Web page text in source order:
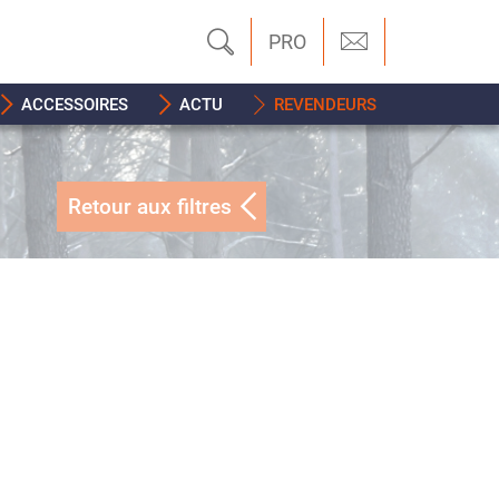
PRO
ACCESSOIRES ACTU REVENDEURS
Retour aux filtres